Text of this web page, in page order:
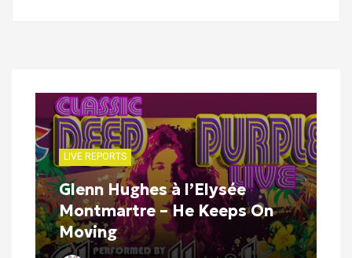
LIVE REPORTS
Glenn Hughes à l’Elysée
Montmartre – He Keeps On
Moving